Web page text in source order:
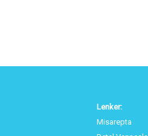
Lenker:
Misarepta